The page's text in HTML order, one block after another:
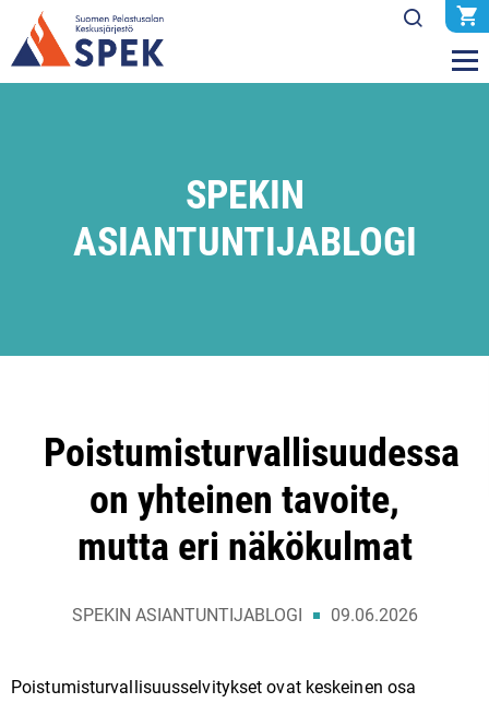
SPEKIN
ASIANTUNTIJABLOGI
Poistumisturvallisuudessa
on yhteinen tavoite,
mutta eri näkökulmat
SPEKIN ASIANTUNTIJABLOGI 09.06.2026
Poistumisturvallisuusselvitykset ovat keskeinen osa